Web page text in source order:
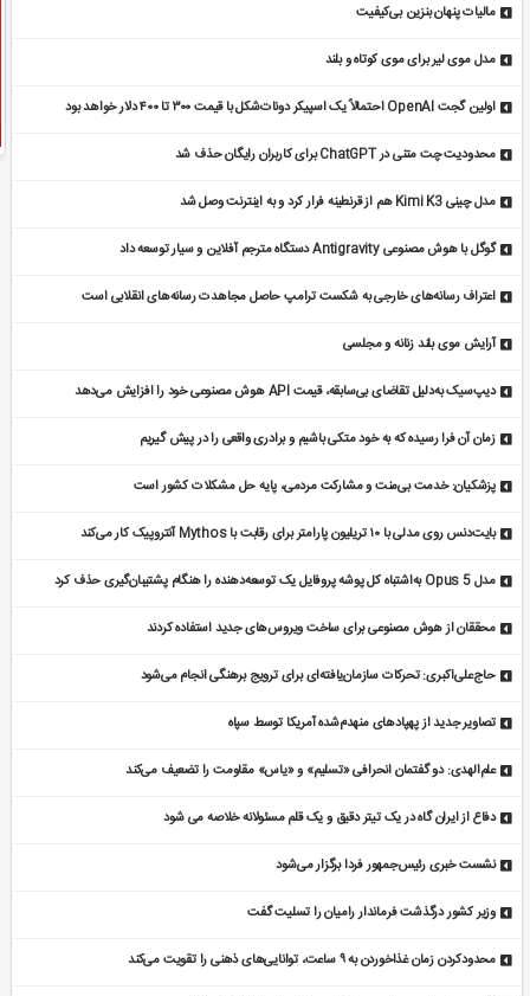
مالیات پنهان بنزین بی‌کیفیت
مدل موی لیر برای موی کوتاه و بلند
اولین گجت OpenAI احتمالاً یک اسپیکر دونات‌شکل با قیمت ۳۰۰ تا ۴۰۰ دلار خواهد بود
محدودیت چت متنی در ChatGPT برای کاربران رایگان حذف شد
مدل چینی Kimi K3 هم از قرنطینه فرار کرد و به اینترنت وصل شد
گوگل با هوش مصنوعی Antigravity دستگاه مترجم آفلاین و سیار توسعه داد
اعتراف رسانه‌های خارجی به شکست ترامپ حاصل مجاهدت رسانه‌های انقلابی است
آرایش موی بلند زنانه و مجلسی
دیپ‌سیک به‌دلیل تقاضای بی‌سابقه، قیمت API هوش مصنوعی خود را افزایش می‌دهد
زمان آن فرا رسیده که به خود متکی باشیم و برادری واقعی را در پیش گیریم
پزشکیان: خدمت بی‌منت و مشارکت مردمی، پایه حل مشکلات کشور است
بایت‌دنس روی مدلی با ۱۰ تریلیون پارامتر برای رقابت با Mythos آنتروپیک کار می‌کند
مدل Opus 5 به‌اشتباه کل پوشه پروفایل یک توسعه‌دهنده را هنگام پشتیبان‌گیری حذف کرد
محققان از هوش مصنوعی برای ساخت ویروس‌های جدید استفاده کردند
حاج‌علی‌اکبری: تحرکات سازمان‌یافته‌ای برای ترویج برهنگی انجام می‌شود
تصاویر جدید از پهپادهای منهدم‌شده آمریکا توسط سپاه
علم‌الهدی: دو گفتمان انحرافی «تسلیم» و «یاس» مقاومت را تضعیف می‌کند
دفاع از ایران گاه در یک تیتر دقیق و یک قلم مسئولانه خلاصه می شود
نشست خبری رئیس‌جمهور فردا برگزار می‌شود
وزیر کشور درگذشت فرماندار رامیان را تسلیت گفت
محدودکردن زمان غذاخوردن به ۹ ساعت، توانایی‌های ذهنی را تقویت می‌کند